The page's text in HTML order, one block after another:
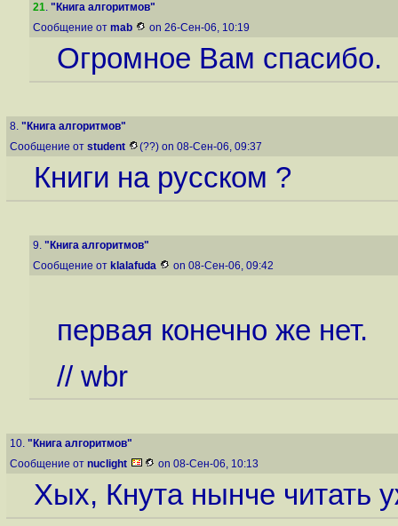
21. "Книга алгоритмов"
Сообщение от mab on 26-Сен-06, 10:19
Огромное Вам спасибо.
8. "Книга алгоритмов"
Сообщение от student (??) on 08-Сен-06, 09:37
Книги на русском ?
9. "Книга алгоритмов"
Сообщение от klalafuda on 08-Сен-06, 09:42
первая конечно же нет.
// wbr
10. "Книга алгоритмов"
Сообщение от nuclight on 08-Сен-06, 10:13
Хых, Кнута нынче читать